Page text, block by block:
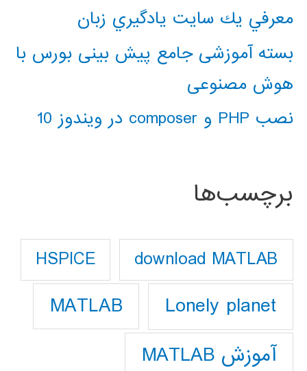
معرفي يك سايت يادگيري زبان
بسته آموزشی جامع پیش بینی بورس با
هوش مصنوعی
نصب PHP و composer در ویندوز 10
برچسب‌ها
download MATLAB
HSPICE
Lonely planet
MATLAB
آموزش MATLAB